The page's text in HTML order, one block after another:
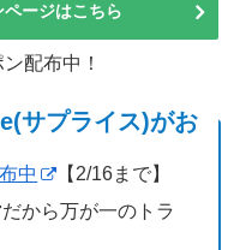
ージはこちら
配布中！
サプライス)がお
中
【2/16まで】
から万が一のトラ